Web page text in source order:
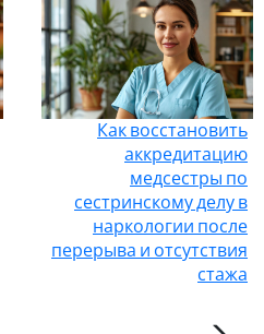
Как восстановить
аккредитацию
медсестры по
сестринскому делу в
наркологии после
перерыва и отсутствия
стажа